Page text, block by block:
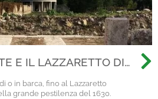
E IL LAZZARETTO DI
o in barca, fino al Lazzaretto
grande pestilenza del 1630.